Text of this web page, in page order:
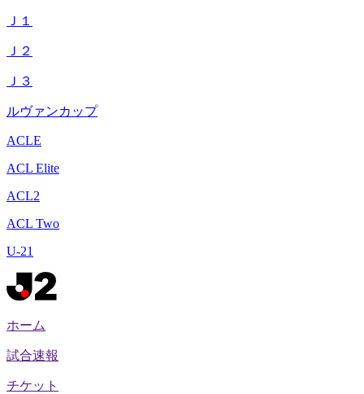
Ｊ１
Ｊ２
Ｊ３
ルヴァンカップ
ACLE
ACL Elite
ACL2
ACL Two
U-21
ホーム
試合速報
チケット